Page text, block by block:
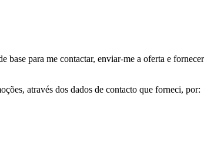
para me contactar, enviar-me a oferta e
através dos dados de contacto que forneci, por: